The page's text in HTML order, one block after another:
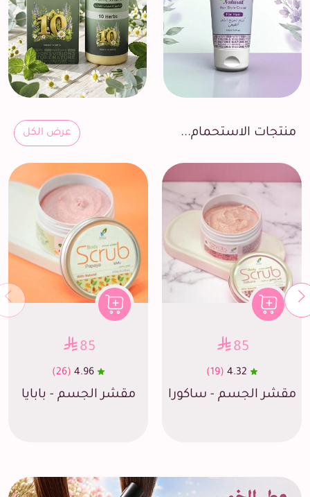
منتجات الاستحمام... عرض الكل
85
4.32
(19)
مقشر الجسم - ساكورا
85
4.96
(26)
مقشر الجسم - بابايا